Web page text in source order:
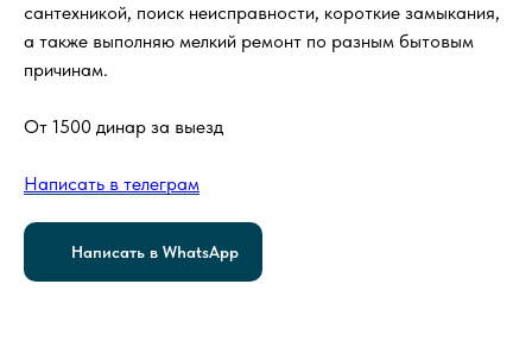
сантехникой, поиск неисправности, короткие замыкания,
а также выполняю мелкий ремонт по разным бытовым
причинам.
От 1500 динар за выезд
Написать в телеграм
Написать в WhatsApp